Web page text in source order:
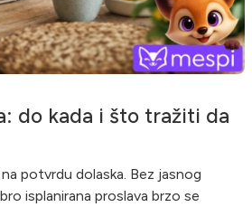
do kada i što tražiti da
potvrdu dolaska. Bez jasnog
isplanirana proslava brzo se